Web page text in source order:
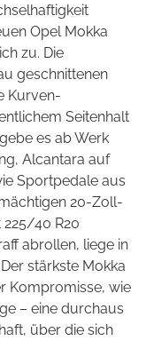
Opel Mokka
zu. Die
geschnittenen
Kurven-
Seitenhalt
es ab Werk
Alcantara auf
Sportpedale aus
20-Zoll-
40 R20
abrollen, liege in
stärkste Mokka
Kompromisse, wie
– eine durchaus
über die sich